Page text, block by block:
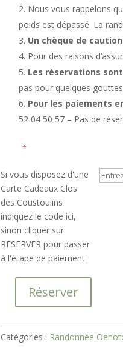
Nous vous rappelons
poids est dépassé. La
Un chèque de
Pour des raisons
Les réservations
pas pour quelques
Pour les paiements
52 04 50 57 – Pas de
Si vous disposez d'une
Carte Cadeaux Clos
des Coustoulins
indiquez le code ici,
sinon cliquer sur
RESERVER pour passer
à l'étape de paiement
quantité
1/2
journée
Réserver
Catégories : Randonnée